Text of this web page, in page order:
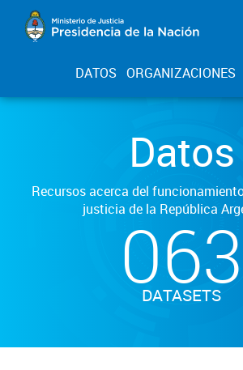
DATOS ORGANIZACIONES
Datos
Recursos acerca del
justicia de la República
063
DATASETS